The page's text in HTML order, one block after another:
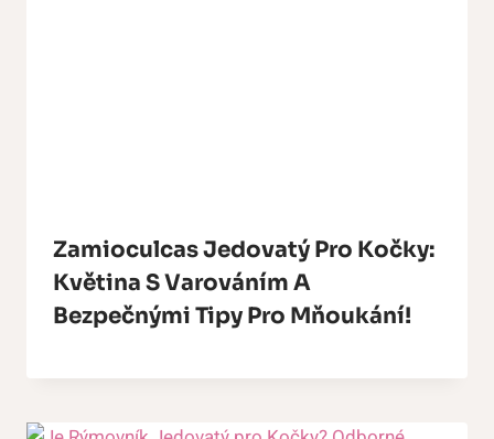
Zamioculcas Jedovatý Pro Kočky:
Květina S Varováním A
Bezpečnými Tipy Pro Mňoukání!